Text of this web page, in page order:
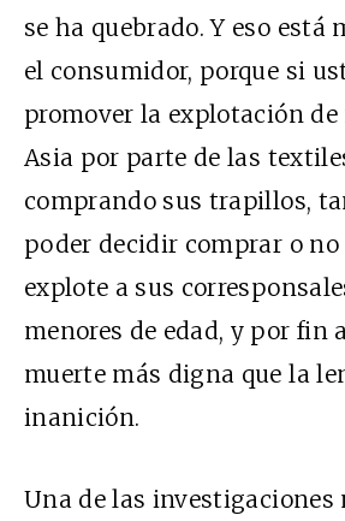
se ha quebrado. Y eso está
el consumidor, porque si
promover la explotación de
Asia por parte de las
comprando sus trapillos,
poder decidir comprar o
explote a sus
menores de edad, y por fin
muerte más digna que la
inanición.
Una de las investigaciones